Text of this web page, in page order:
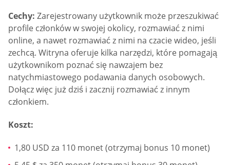
Cechy: Zarejestrowany użytkownik może przeszukiwać
profile członków w swojej okolicy, rozmawiać z nimi
online, a nawet rozmawiać z nimi na czacie wideo, jeśli
zechcą. Witryna oferuje kilka narzędzi, które pomagają
użytkownikom poznać się nawzajem bez
natychmiastowego podawania danych osobowych.
Dołącz więc już dziś i zacznij rozmawiać z innym
członkiem.
Koszt:
1,80 USD za 110 monet (otrzymaj bonus 10 monet)